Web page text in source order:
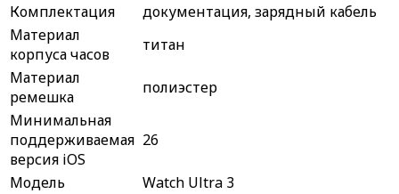
Комплектация
документация, зарядный кабель
Материал
корпуса часов
титан
Материал
ремешка
полиэстер
Минимальная
поддерживаемая
версия iOS
26
Модель
Watch Ultra 3